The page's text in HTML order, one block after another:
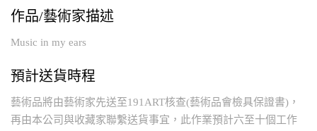
作品/藝術家描述
Music in my ears
預計送貨時程
藝術品將由藝術家先送至191ART核查(藝術品會檢具保證書)，
再由本公司與收藏家聯繫送貨事宜，此作業預計六至十個工作